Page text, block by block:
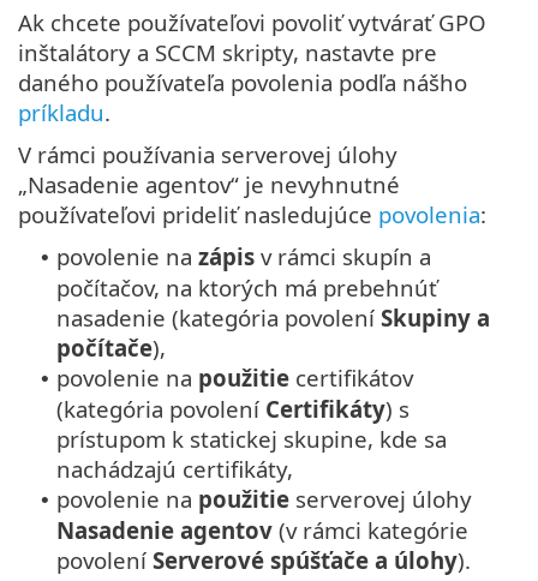
Ak chcete používateľovi povoliť vytvárať GPO
inštalátory a SCCM skripty, nastavte pre
daného používateľa povolenia podľa nášho
príkladu.
V rámci používania serverovej úlohy
„Nasadenie agentov“ je nevyhnutné
používateľovi prideliť nasledujúce povolenia:
• povolenie na zápis v rámci skupín a
počítačov, na ktorých má prebehnúť
nasadenie (kategória povolení Skupiny a
počítače),
• povolenie na použitie certifikátov
(kategória povolení Certifikáty) s
prístupom k statickej skupine, kde sa
nachádzajú certifikáty,
• povolenie na použitie serverovej úlohy
Nasadenie agentov (v rámci kategórie
povolení Serverové spúšťače a úlohy).